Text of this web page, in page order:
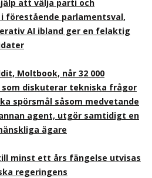
att välja parti och
förestående parlamentsval,
AI ibland ger en felaktig
Moltbook, når 32 000
diskuterar tekniska frågor
spörsmål såsom medvetande
agent, utgör samtidigt en
ägare
minst ett års fängelse utvisas
regeringens